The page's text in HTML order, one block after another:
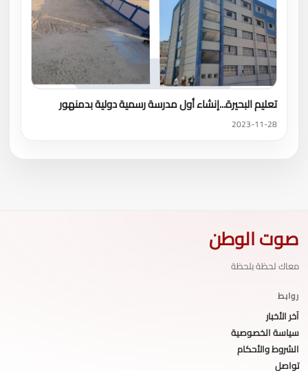
تعليم البحيرة...إنشاء أول مدرسة رسمية دولية بدمنهور
2023-11-28
صوت الوطن
معاك لحظة بلحظة
روابط
آخر الأخبار
سياسة الخصوصية
الشروط والأحكام
تواصل